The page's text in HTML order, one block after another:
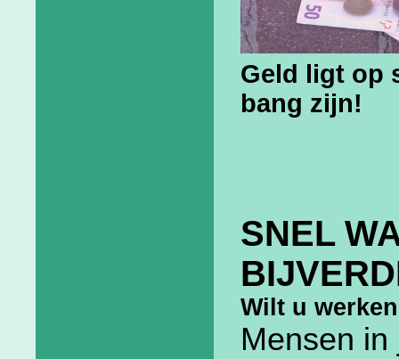
Geld ligt op
bang zijn!
SNEL
Wilt u
Mensen